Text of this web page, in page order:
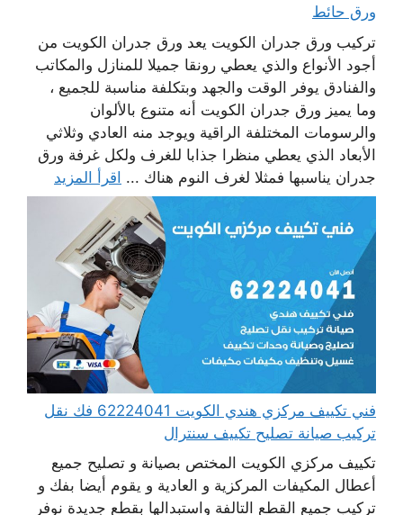
ورق حائط
تركيب ورق جدران الكويت يعد ورق جدران الكويت من
أجود الأنواع والذي يعطي رونقا جميلا للمنازل والمكاتب
والفنادق يوفر الوقت والجهد وبتكلفة مناسبة للجميع ،
وما يميز ورق جدران الكويت أنه متنوع بالألوان
والرسومات المختلفة الراقية ويوجد منه العادي وثلاثي
الأبعاد الذي يعطي منظرا جذابا للغرف ولكل غرفة ورق
جدران يناسبها فمثلا لغرف النوم هناك ... اقرأ المزيد
فني تكييف مركزي هندي الكويت 62224041 فك نقل
تركيب صيانة تصليح تكييف سنترال
تكييف مركزي الكويت المختص بصيانة و تصليح جميع
أعطال المكيفات المركزية و العادية و يقوم أيضا بفك و
تركيب جميع القطع التالفة واستبدالها بقطع جديدة نوفر